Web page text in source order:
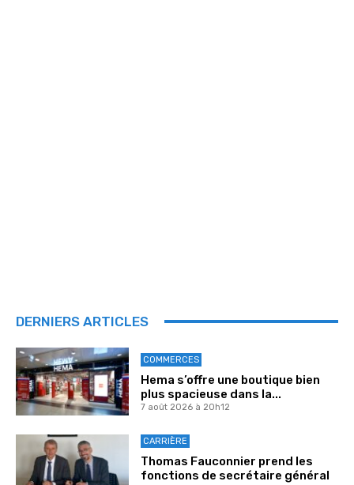
DERNIERS ARTICLES
COMMERCES
Hema s’offre une boutique bien
plus spacieuse dans la...
7 août 2026 à 20h12
CARRIÈRE
Thomas Fauconnier prend les
fonctions de secrétaire général